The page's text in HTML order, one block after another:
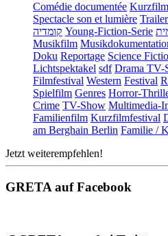
Comédie documentée Kurzfilm
Spectacle son et lumière Trailer
קומדיה Young-Fiction-Serie
Musikfilm
Doku Reportage Science
Lichtspektakel sdf Drama TV-
Filmfestival Western Festival
Spielfilm Genres Horror-
Crime TV-Show Multimedia-
Familienfilm Kurzfilmfestival
am Berghain Berlin Familie /
Jetzt weiterempfehlen!
GRETA auf Facebook